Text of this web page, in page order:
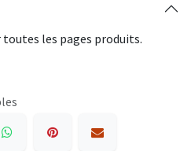
les pages produits.